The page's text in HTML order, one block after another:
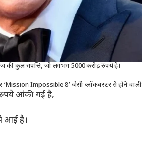
की कुल संपत्ति, जो लगभग 5000 करोड़ रुपये है।
Impossible 8’ जैसी ब्लॉकबस्टर से होने
रुपये आंकी गई है,
आई है।